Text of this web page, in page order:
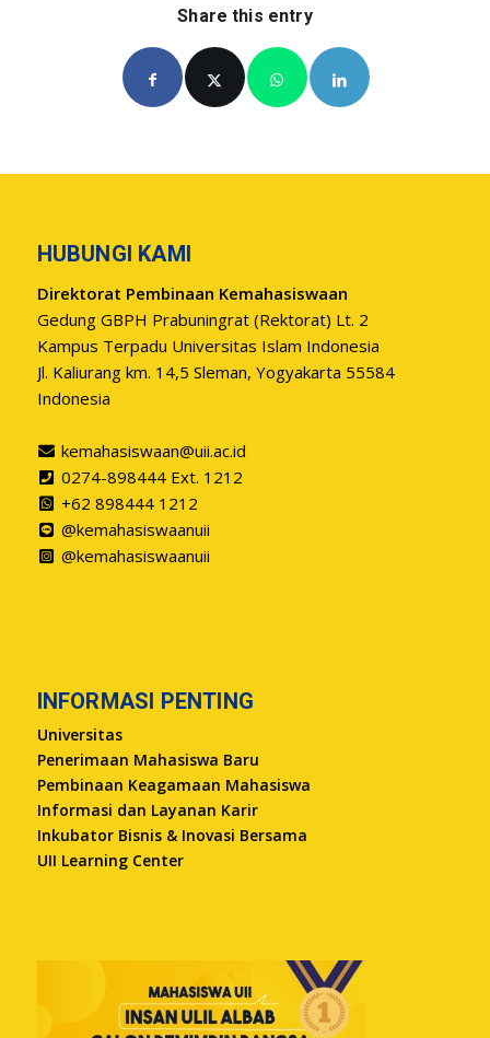
Share this entry
HUBUNGI KAMI
Direktorat Pembinaan Kemahasiswaan
Gedung GBPH Prabuningrat (Rektorat) Lt. 2
Kampus Terpadu Universitas Islam Indonesia
Jl. Kaliurang km. 14,5 Sleman, Yogyakarta 55584
Indonesia
kemahasiswaan@uii.ac.id
0274-898444 Ext. 1212
+62 898444 1212
@kemahasiswaanuii
@kemahasiswaanuii
INFORMASI PENTING
Universitas
Penerimaan Mahasiswa Baru
Pembinaan Keagamaan Mahasiswa
Informasi dan Layanan Karir
Inkubator Bisnis & Inovasi Bersama
UII Learning Center